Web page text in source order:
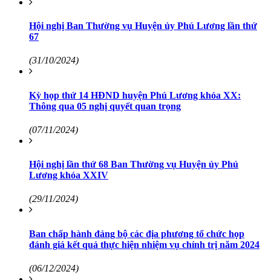
Hội nghị Ban Thường vụ Huyện ủy Phú Lương lần thứ
67
(31/10/2024)
Kỳ họp thứ 14 HĐND huyện Phú Lương khóa XX:
Thông qua 05 nghị quyết quan trọng
(07/11/2024)
Hội nghị lần thứ 68 Ban Thường vụ Huyện ủy Phú
Lương khóa XXIV
(29/11/2024)
Ban chấp hành đảng bộ các địa phương tổ chức họp
đánh giá kết quả thực hiện nhiệm vụ chính trị năm 2024
(06/12/2024)